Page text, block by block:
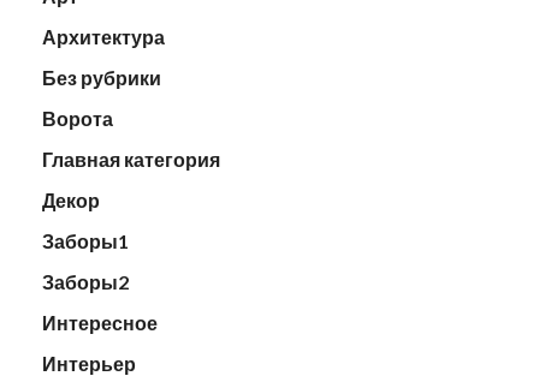
Архитектура
Без рубрики
Ворота
Главная категория
Декор
Заборы1
Заборы2
Интересное
Интерьер